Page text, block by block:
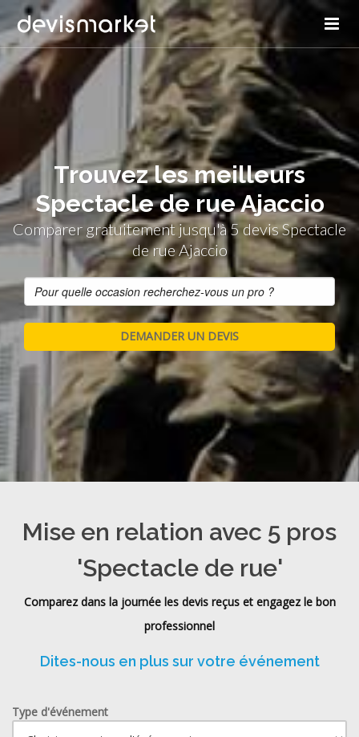
Trouvez les meilleurs
Spectacle de rue Ajaccio
Comparer gratuitement jusqu'à 5 devis Spectacle
de rue Ajaccio
Mise en relation avec 5 pros
'Spectacle de rue'
Comparez dans la journée les devis reçus et engagez le bon
professionnel
Dites-nous en plus sur votre événement
Type d'événement